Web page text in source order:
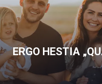
ERGO HESTIA